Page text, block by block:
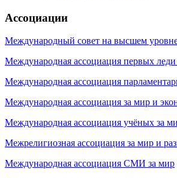
Ассоциации
Международный совет на высшем
Международная ассоциация первых
Международная ассоциация
Международная ассоциация за мир и
Международная ассоциация учёных за
Межрелигиозная ассоциация за мир и
Международная ассоциация СМИ за мир